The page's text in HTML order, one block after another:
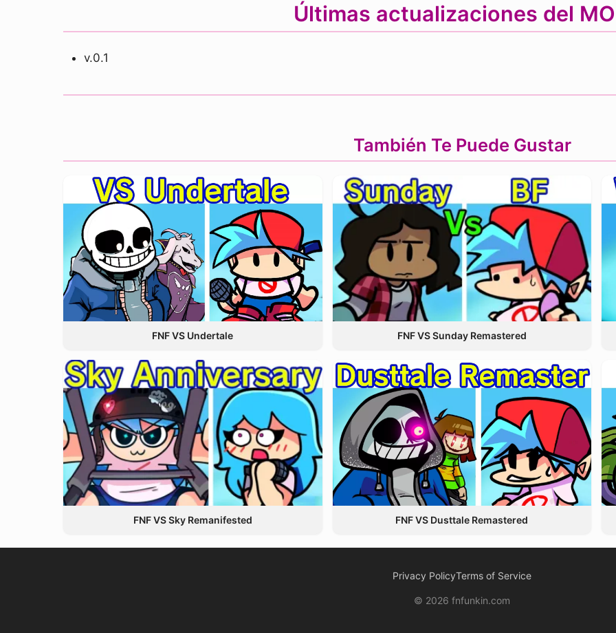
Últimas actualizaciones del
v.0.1
También Te Puede Gustar
FNF VS Undertale FNF VS Sunday Remastered
FNF VS Sky Remanifested FNF VS Dusttale Remastered
Privacy PolicyTerms of Service
© 2026 fnfunkin.com